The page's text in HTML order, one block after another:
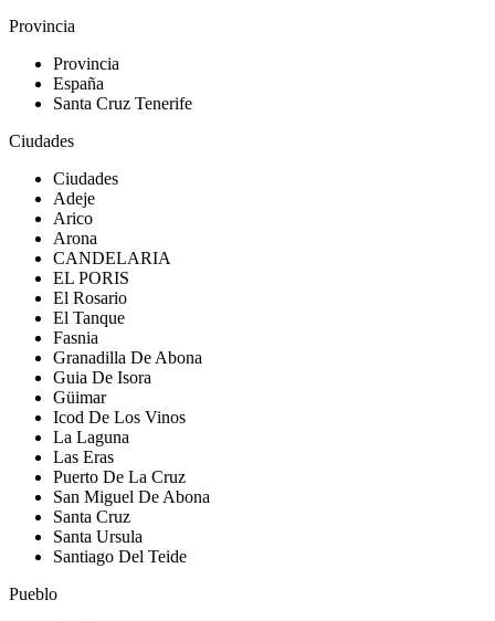
Provincia
Provincia
España
Santa Cruz Tenerife
Ciudades
Ciudades
Adeje
Arico
Arona
CANDELARIA
EL PORIS
El Rosario
El Tanque
Fasnia
Granadilla De Abona
Guia De Isora
Güimar
Icod De Los Vinos
La Laguna
Las Eras
Puerto De La Cruz
San Miguel De Abona
Santa Cruz
Santa Ursula
Santiago Del Teide
Pueblo